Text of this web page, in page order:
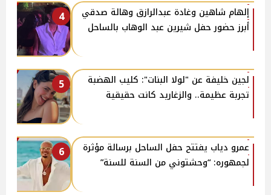
4
إلهام شاهين وغادة عبدالرازق وهالة صدقي
أبرز حضور حفل شيرين عبد الوهاب بالساحل
5
لجين خليفة عن "لولا البنات": كليب الهضبة
تجربة عظيمة.. والزغاريد كانت حقيقية
6
عمرو دياب يفتتح حفل الساحل برسالة مؤثرة
لجمهوره: “وحشتوني من السنة للسنة”